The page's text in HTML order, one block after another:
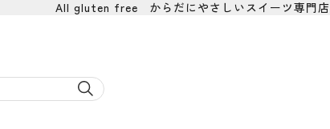
All gluten free からだにやさしいスイーツ専門店